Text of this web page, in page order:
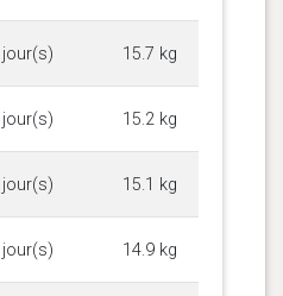
15.7 kg
15.2 kg
15.1 kg
14.9 kg